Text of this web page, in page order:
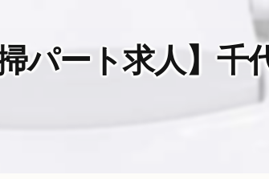
掃パート求人】